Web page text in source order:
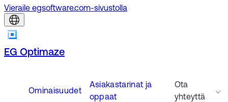
Vieraile egsoftware.com-sivustolla
EG Optimaze
Ominaisuudet
Asiakastarinat ja
oppaat
Ota
yhteyttä